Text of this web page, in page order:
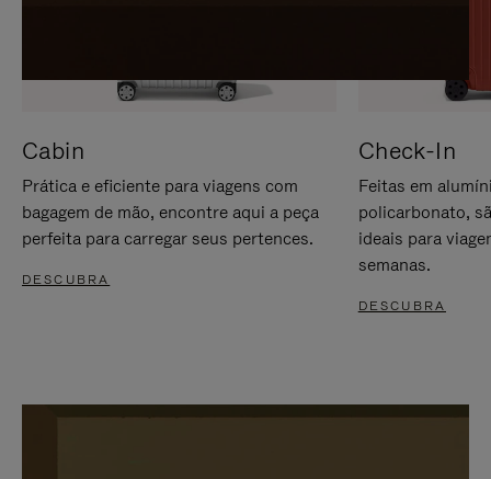
Cabin
Prática e eficiente para viagens com
bagagem de mão, encontre aqui a peça
perfeita para carregar seus pertences.
DESCUBRA
Check-In
Feitas em
policarbonato,
ideais para
semanas.
DESCUBRA